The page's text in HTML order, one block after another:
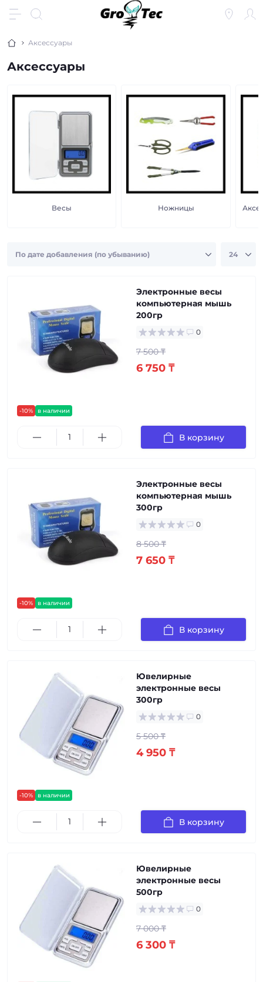
Аксессуары
Аксессуары
Весы Ножницы
-10% в наличии
Электронные весы
компьютерная мышь
200гр
0
7 500 ₸
6 750 ₸
В корзину
-10% в наличии
Электронные весы
компьютерная мышь
300гр
0
8 500 ₸
7 650 ₸
В корзину
-10% в наличии
Ювелирные
электронные весы
300гр
0
5 500 ₸
4 950 ₸
В корзину
Ювелирные
электронные весы
500гр
0
7 000 ₸
6 300 ₸